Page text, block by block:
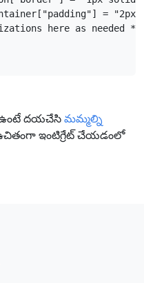
ఉంటే దయచేసిమమ్మల్ని
ఇంటిగ్రేట్ చేయడంలో